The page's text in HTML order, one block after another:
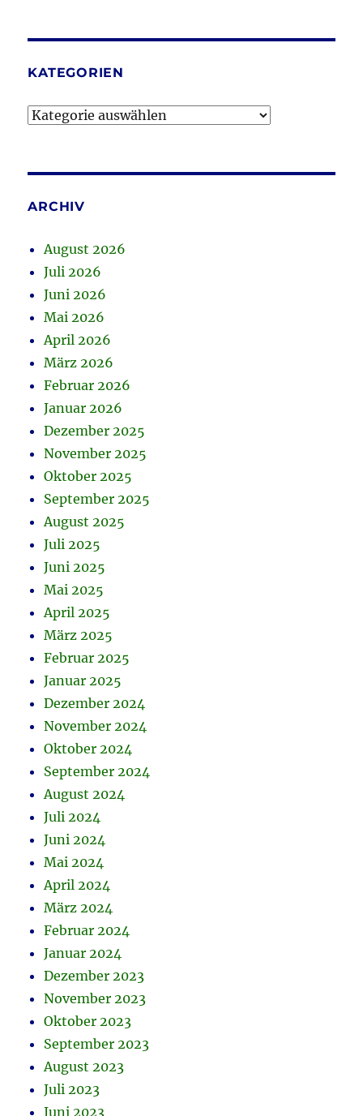
KATEGORIEN
Kategorien
ARCHIV
August 2026
Juli 2026
Juni 2026
Mai 2026
April 2026
März 2026
Februar 2026
Januar 2026
Dezember 2025
November 2025
Oktober 2025
September 2025
August 2025
Juli 2025
Juni 2025
Mai 2025
April 2025
März 2025
Februar 2025
Januar 2025
Dezember 2024
November 2024
Oktober 2024
September 2024
August 2024
Juli 2024
Juni 2024
Mai 2024
April 2024
März 2024
Februar 2024
Januar 2024
Dezember 2023
November 2023
Oktober 2023
September 2023
August 2023
Juli 2023
Juni 2023